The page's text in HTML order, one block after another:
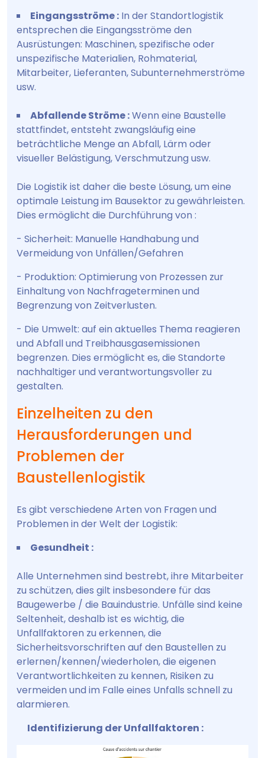
Eingangsströme : In der Standortlogistik
entsprechen die Eingangsströme den
Ausrüstungen: Maschinen, spezifische oder
unspezifische Materialien, Rohmaterial,
Mitarbeiter, Lieferanten, Subunternehmerströme
usw.
Abfallende Ströme :Wenn eine Baustelle
stattfindet, entsteht zwangsläufig eine
beträchtliche Menge an Abfall, Lärm oder
visueller Belästigung, Verschmutzung usw.
Die Logistik ist daher die beste Lösung, um eine
optimale Leistung im Bausektor zu gewährleisten.
Dies ermöglicht die Durchführung von :
- Sicherheit: Manuelle Handhabung und
Vermeidung von Unfällen/Gefahren
- Produktion: Optimierung von Prozessen zur
Einhaltung von Nachfrageterminen und
Begrenzung von Zeitverlusten.
- Die Umwelt: auf ein aktuelles Thema reagieren
und Abfall und Treibhausgasemissionen
begrenzen. Dies ermöglicht es, die Standorte
nachhaltiger und verantwortungsvoller zu
gestalten.
Einzelheiten zu den
Herausforderungen und
Problemen der
Baustellenlogistik
Es gibt verschiedene Arten von Fragen und
Problemen in der Welt der Logistik:
Gesundheit :
Alle Unternehmen sind bestrebt, ihre Mitarbeiter
zu schützen, dies gilt insbesondere für das
Baugewerbe / die Bauindustrie. Unfälle sind keine
Seltenheit, deshalb ist es wichtig, die
Unfallfaktoren zu erkennen, die
Sicherheitsvorschriften auf den Baustellen zu
erlernen/kennen/wiederholen, die eigenen
Verantwortlichkeiten zu kennen, Risiken zu
vermeiden und im Falle eines Unfalls schnell zu
alarmieren.
Identifizierung der Unfallfaktoren :